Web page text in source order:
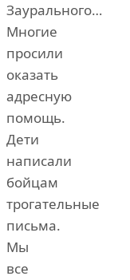
Заурального…
Многие
просили
оказать
адресную
помощь.
Дети
написали
бойцам
трогательные
письма.
Мы
все